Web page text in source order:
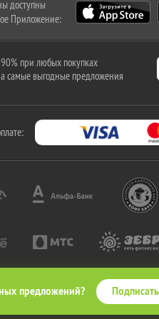
предложений?
доступны
Приложение:
при любых покупках
самые выгодные предложения
Все права защищены.
знак "КупиКупон" и на сайт